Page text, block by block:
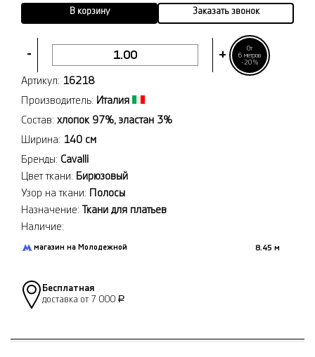
- +
От
6 метров
-20%
В корзину Заказать звонок
Артикул: 16218
Производитель: Италия
Состав: хлопок 97%, эластан 3%
Ширина: 140 см
Бренды: Cavalli
Цвет ткани: Бирюзовый
Узор на ткани: Полосы
Назначение: Ткани для платьев
Наличие:
магазин на Молодежной 8.45 м
Бесплатная
доставка от 7 000 Р